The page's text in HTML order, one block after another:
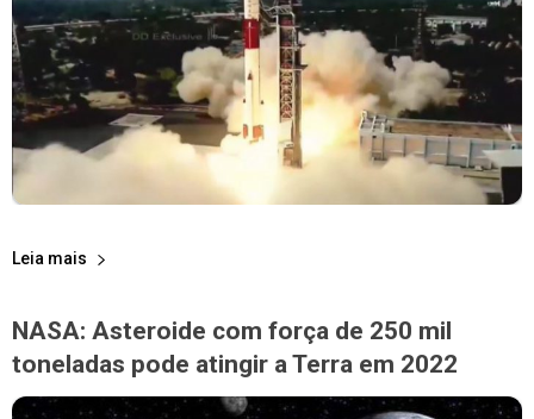
Leia mais
NASA: Asteroide com força de 250 mil
toneladas pode atingir a Terra em 2022